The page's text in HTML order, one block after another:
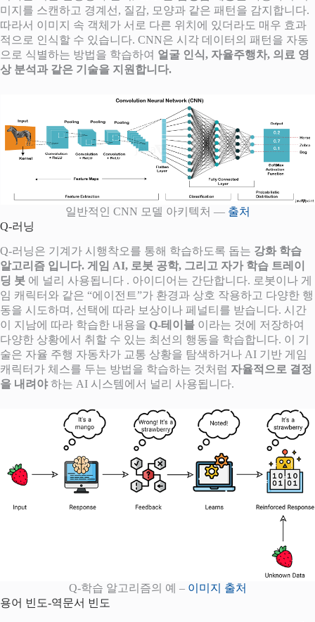
미지를 스캔하고 경계선, 질감, 모양과 같은 패턴을 감지합니다.
따라서 이미지 속 객체가 서로 다른 위치에 있더라도 매우 효과
적으로 인식할 수 있습니다. CNN은 시각 데이터의 패턴을 자동
으로 식별하는 방법을 학습하여 얼굴 인식, 자율주행차, 의료 영
상 분석과 같은 기술을 지원합니다.
일반적인 CNN 모델 아키텍처 — 출처
Q-러닝
Q-러닝은 기계가 시행착오를 통해 학습하도록 돕는 강화 학습
알고리즘 입니다. 게임 AI, 로봇 공학, 그리고 자가 학습 트레이
딩 봇 에 널리 사용됩니다 . 아이디어는 간단합니다. 로봇이나 게
임 캐릭터와 같은 “에이전트”가 환경과 상호 작용하고 다양한 행
동을 시도하며, 선택에 따라 보상이나 페널티를 받습니다. 시간
이 지남에 따라 학습한 내용을 Q-테이블 이라는 것에 저장하여
다양한 상황에서 취할 수 있는 최선의 행동을 학습합니다. 이 기
술은 자율 주행 자동차가 교통 상황을 탐색하거나 AI 기반 게임
캐릭터가 체스를 두는 방법을 학습하는 것처럼 자율적으로 결정
을 내려야하는 AI 시스템에서 널리 사용됩니다.
Q-학습 알고리즘의 예 – 이미지 출처
용어 빈도-역문서 빈도